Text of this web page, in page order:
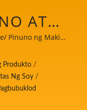
AT
SA
SA MGA
NG
Pinuno ng Makina
at Soymilk na may
ng Pagkain.
Produkto /
Ng Soy /